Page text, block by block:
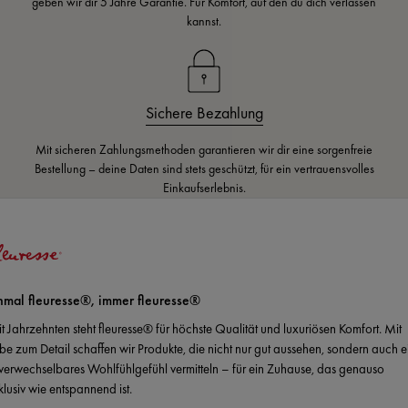
kannst.
Sichere Bezahlung
Mit sicheren Zahlungsmethoden garantieren wir dir eine sorgenfreie
Bestellung – deine Daten sind stets geschützt, für ein vertrauensvolles
Einkaufserlebnis.
fleuresse®, immer fleuresse®
Jahrzehnten steht fleuresse® für höchste Qualität und luxuriösen Komfort. Mit
zum Detail schaffen wir Produkte, die nicht nur gut aussehen, sondern auch
Wohlfühlgefühl vermitteln – für ein Zuhause, das genauso
wie entspannend ist.